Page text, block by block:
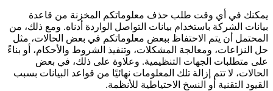
يمكنك في أي وقت طلب حذف معلوماتكم المخزنة من قاعدة
بيانات الشركة باستخدام بيانات التواصل الواردة أدناه. ومع ذلك، من
المحتمل أن يتم الاحتفاظ ببعض معلوماتكم في بعض الحالات، مثل
حل النزاعات، ومعالجة المشكلات، وتنفيذ الشروط والأحكام، أو بناءً
على متطلبات الجهات التنظيمية. وعلاوة على ذلك، في بعض
الحالات، لا تتم إزالة تلك المعلومات نهائيًا من قواعد البيانات بسبب
القيود التقنية أو النسخ الاحتياطية للأنظمة.